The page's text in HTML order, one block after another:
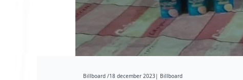
Billboard /18 december 2023| Billboard